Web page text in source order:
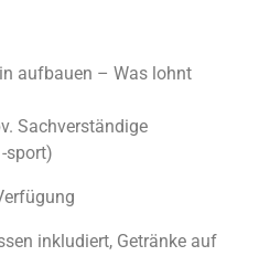
aufbauen – Was lohnt
Sachverständige
sport)
inkludiert, Getränke auf